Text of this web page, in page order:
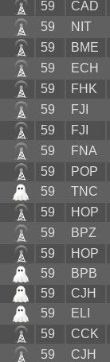
59 CAD
59 NIT
59 BME
59 ECH
59 FHK
59 FJI
59 FJI
59 FNA
59 POP
59 TNC
59 HOP
59 BPZ
59 HOP
59 BPB
59 CJH
59 ELI
59 CCK
59 CJH